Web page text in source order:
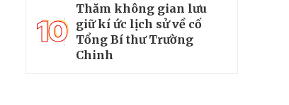
10
Thăm không gian lưu
giữ kí ức lịch sử về cố
Tổng Bí thư Trường
Chinh